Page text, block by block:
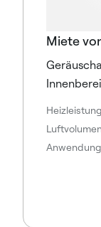
Miete